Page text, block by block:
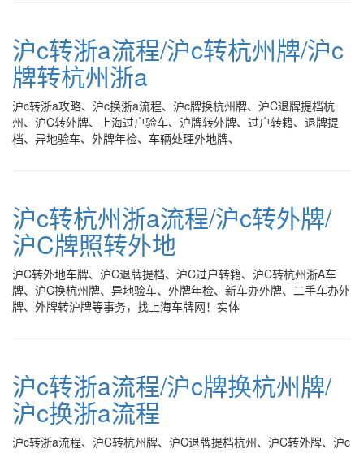
沪c转浙a流程/沪c转杭州牌/沪c
牌转杭州浙a
沪c转浙a攻略、沪c换浙a流程、沪c牌换杭州牌、沪C退牌提档杭
州、沪C转外牌、上海过户验车、沪牌转外牌、过户转籍、退牌提
档、异地验车、外牌年检、车辆处理外地牌、
沪c转杭州浙a流程/沪c转外牌/
沪C牌照转外地
沪C转外地车牌、沪C退牌提档、沪C过户转籍、沪C转杭州浙A车
牌、沪C换杭州牌、异地验车、外牌年检、新车办外牌、二手车办外
牌、外牌转沪牌等事务，找上海车牌网！实体
沪c转浙a流程/沪c牌换杭州牌/
沪c换浙a流程
沪c转浙a流程、沪C转杭州牌、沪C退牌提档杭州、沪C转外牌、沪c